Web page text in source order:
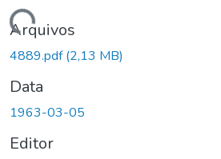
Carregando...
Arquivos
4889.pdf(2,13 MB)
Data
1963-03-05
Editor